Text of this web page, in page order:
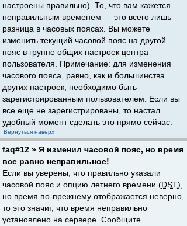
настроены правильно). То, что вам кажется
неправильным временем — это всего лишь
разница в часовых поясах. Вы можете
изменить текущий часовой пояс на другой
пояс в группе общих настроек центра
пользователя. Примечание: для изменения
часового пояса, равно, как и большинства
других настроек, необходимо быть
зарегистрированным пользователем. Если вы
все еще не зарегистрированы, то настал
удобный момент сделать это прямо сейчас.
Вернуться наверх
faq#12 » Я изменил часовой пояс, но время
все равно неправильное!
Если вы уверены, что правильно указали
часовой пояс и опцию летнего времени (DST),
но время по-прежнему отображается неверно,
то это значит, что время неправильно
установлено на сервере. Сообщите